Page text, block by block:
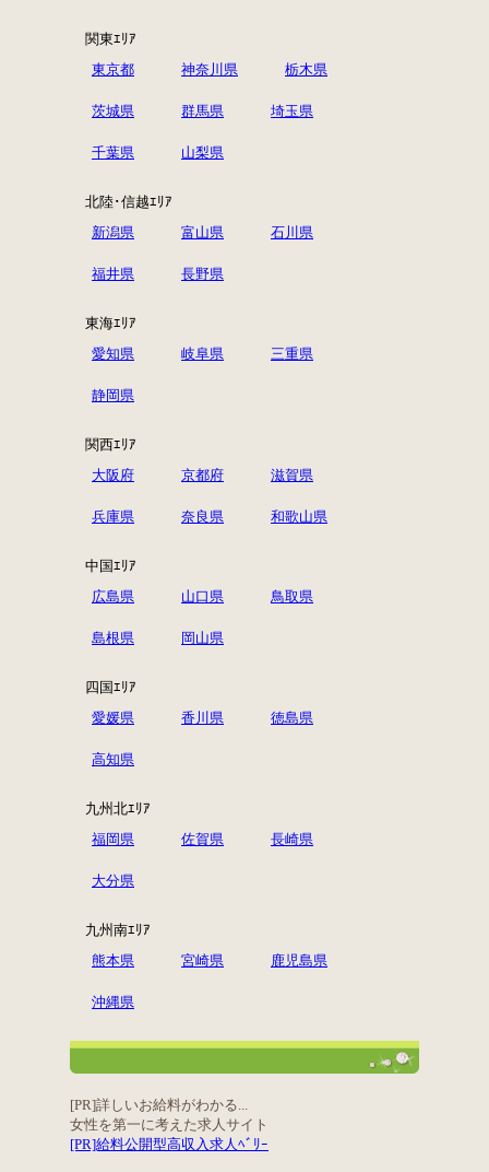
関東ｴﾘｱ
東京都
神奈川県 栃木県
茨城県 群馬県 埼玉県
千葉県 山梨県
北陸･信越ｴﾘｱ
新潟県
富山県 石川県
福井県 長野県
東海ｴﾘｱ
愛知県
岐阜県 三重県
静岡県
関西ｴﾘｱ
大阪府
京都府 滋賀県
兵庫県 奈良県 和歌山県
中国ｴﾘｱ
広島県
山口県 鳥取県
島根県 岡山県
四国ｴﾘｱ
愛媛県
香川県 徳島県
高知県
九州北ｴﾘｱ
福岡県
佐賀県 長崎県
大分県
九州南ｴﾘｱ
熊本県
宮崎県 鹿児島県
沖縄県
[PR]詳しいお給料がわかる...
女性を第一に考えた求人サイト
[PR]給料公開型高収入求人ﾍﾞﾘｰ